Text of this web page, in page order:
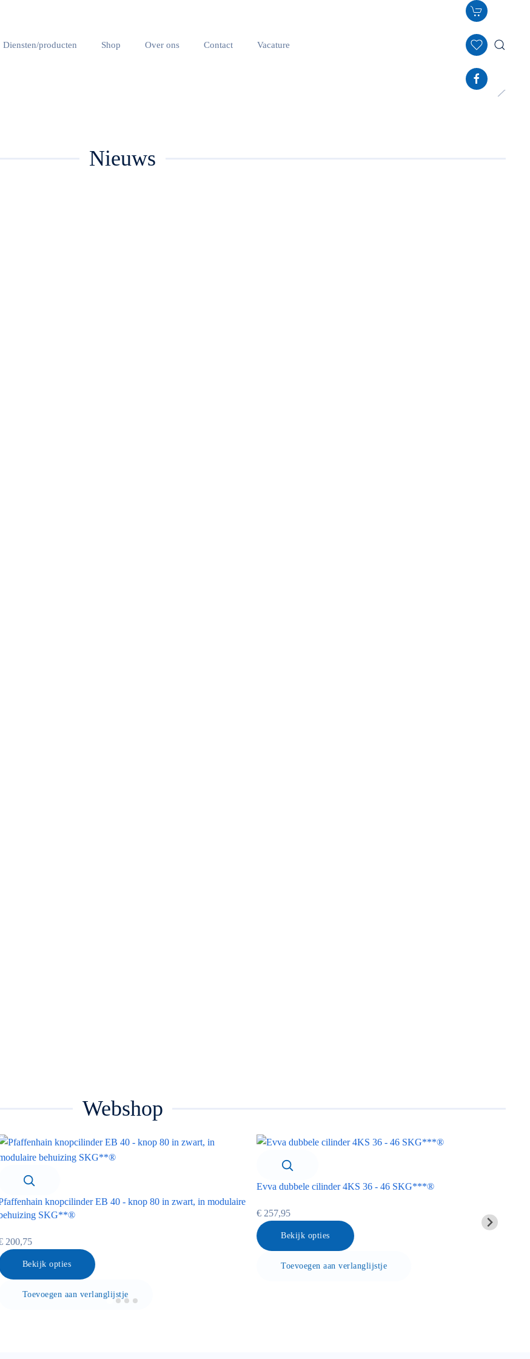
Diensten/producten Shop Over ons Contact Vacature
Nieuws
Webshop
knopcilinder EB 40 - knop 80 in zwart, in modulaire
SKG**®
200,75
Bekijk opties
Toevoegen aan verlanglijstje
Evva dubbele cilinder 4KS 36 - 46 SKG***®
€ 257,95
Bekijk opties
Toevoegen aan verlanglijstje